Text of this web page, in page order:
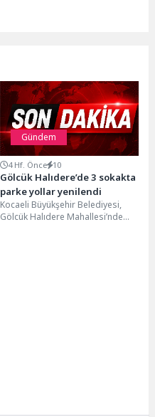
Gündem
4 Hf. Önce 10
Gölcük Halıdere’de 3 sokakta
parke yollar yenilendi
Kocaeli Büyükşehir Belediyesi,
Gölcük Halıdere Mahallesi’nde